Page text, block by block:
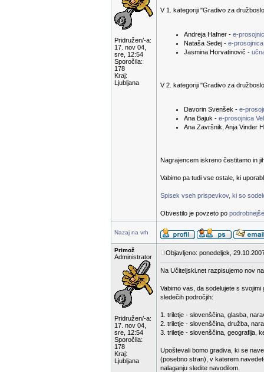
Pridružen/-a:
17. nov 04,
sre, 12:54
Sporočila:
178
Kraj:
Ljubljana
V 1. kategoriji "Gradivo za
Andreja Hafner - e-
Nataša Sedej - e-
Jasmina Horvatinovič -
V 2. kategoriji "Gradivo za
Davorin Svenšek - e-
Ana Bajuk - e-prosojnica
Ana Završnik, Anja Vinder
Nagrajencem iskreno čestitamo in
Vabimo pa tudi vse ostale, ki
Spisek vseh prispevkov, ki so
Obvestilo je povzeto po
Nazaj na vrh
Primož
Administrator
Pridružen/-a:
17. nov 04,
sre, 12:54
Sporočila:
178
Kraj:
Ljubljana
Objavljeno: ponedeljek,
Na Učiteljski.net razpisujemo nov
Vabimo vas, da sodelujete s
sledečih področjih:
1. triletje - slovenščina, glasba,
2. triletje - slovenščina, družba,
3. triletje - slovenščina, geografija,
Upoštevali bomo gradiva, ki se
(posebno stran), v katerem
nalaganju sledite navodilom.